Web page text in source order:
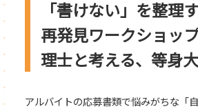
「書けない」を整
再発見ワークショッ
理士と考える、等身
アルバイトの応募書類で悩みがちな「